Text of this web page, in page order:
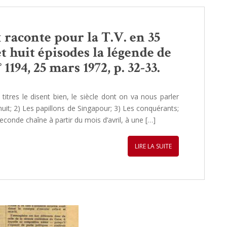
pour la T.V. en 35
épisodes la légende de
25 mars 1972, p. 32-33.
le disent bien, le siècle dont on va nous parler
2) Les papillons de Singapour; 3) Les conquérants;
chaîne à partir du mois d’avril, à une […]
LIRE LA SUITE